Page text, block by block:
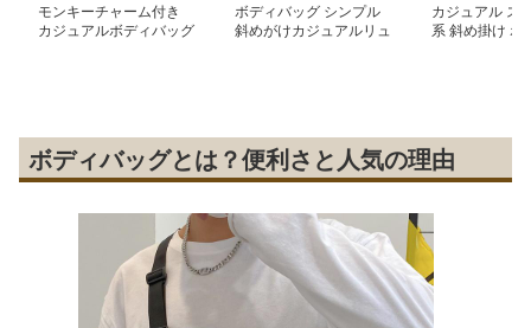
モンキーチャーム付き
カジュアルボディバッグ
ボディバッグ シンプル
斜めがけカジュアルリュ
カジュアル ス
系 斜め掛け ボ
ボディバッグとは？便利さと人気の理由